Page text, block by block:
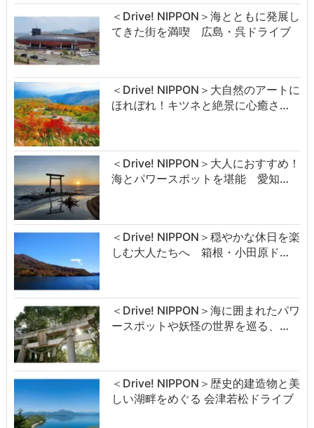
＜Drive! NIPPON＞海とともに発展し
てきた街を満喫 広島・呉ドライブ
＜Drive! NIPPON＞大自然のアートに
ほれぼれ！キツネと絶景に心癒さ…
＜Drive! NIPPON＞大人におすすめ！
海とパワースポットを堪能 愛知…
＜Drive! NIPPON＞穏やかな休日を楽
しむ大人たちへ 箱根・小田原ド…
＜Drive! NIPPON＞海に囲まれたパワ
ースポットや妖怪の世界を巡る、…
＜Drive! NIPPON＞歴史的建造物と美
しい湖畔をめぐる 会津若松ドライブ